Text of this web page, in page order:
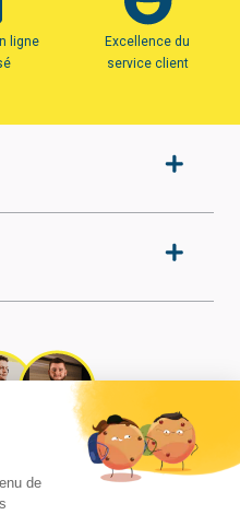
ligne
Excellence du
service client
vente
Tous nos attelages
Réalisations
dans les
délais !